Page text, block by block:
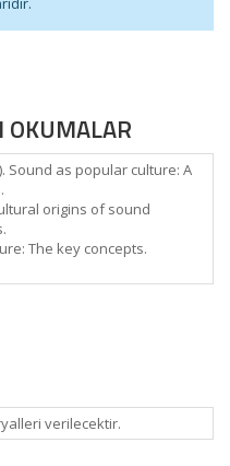
OKUMALAR
Sound as popular culture: A
origins of sound
The key concepts.
verilecektir.